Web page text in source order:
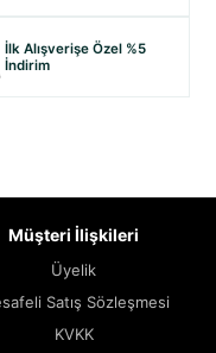
İlk Alışverişe Özel %5
İndirim
Müşteri İlişkileri
Üyelik
Satış Sözleşmesi
KVKK